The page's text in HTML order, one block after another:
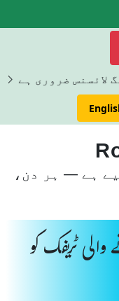
لائسنس ضروری ہے
ہے — ہر دن،
ٹریفک کو